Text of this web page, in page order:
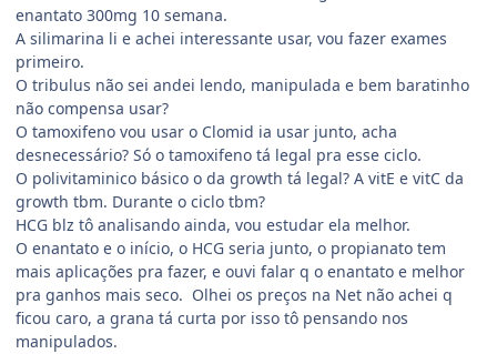
enantato 300mg 10 semana.
A silimarina li e achei interessante usar, vou fazer exames
primeiro.
O tribulus não sei andei lendo, manipulada e bem baratinho
não compensa usar?
O tamoxifeno vou usar o Clomid ia usar junto, acha
desnecessário? Só o tamoxifeno tá legal pra esse ciclo.
O polivitaminico básico o da growth tá legal? A vitE e vitC da
growth tbm. Durante o ciclo tbm?
HCG blz tô analisando ainda, vou estudar ela melhor.
O enantato e o início, o HCG seria junto, o propianato tem
mais aplicações pra fazer, e ouvi falar q o enantato e melhor
pra ganhos mais seco. Olhei os preços na Net não achei q
ficou caro, a grana tá curta por isso tô pensando nos
manipulados.